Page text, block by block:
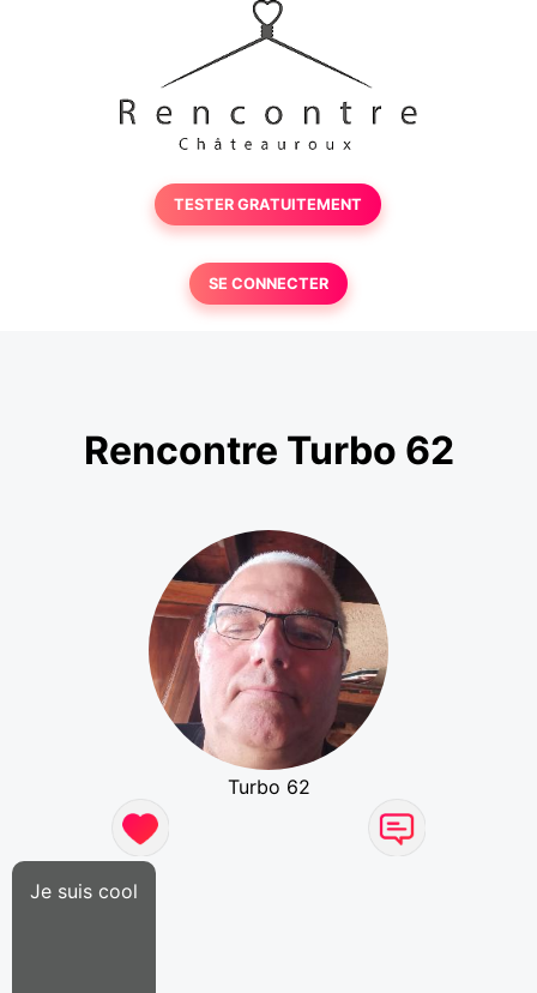
TESTER GRATUITEMENT
SE CONNECTER
Rencontre Turbo 62
Turbo 62
Je suis cool